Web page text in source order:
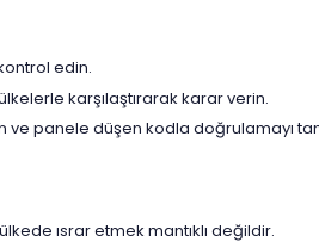
edin.
karşılaştırarak karar verin.
ve panele düşen kodla doğrulamayı
ısrar etmek mantıklı değildir.